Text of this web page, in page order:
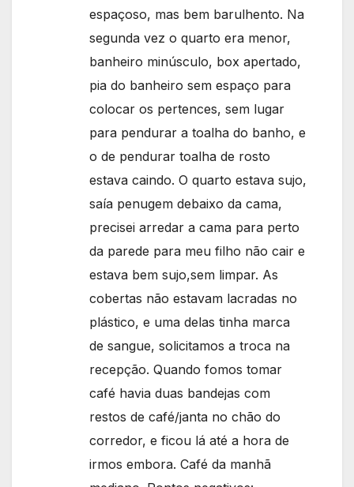
espaçoso, mas bem barulhento. Na
segunda vez o quarto era menor,
banheiro minúsculo, box apertado,
pia do banheiro sem espaço para
colocar os pertences, sem lugar
para pendurar a toalha do banho, e
o de pendurar toalha de rosto
estava caindo. O quarto estava sujo,
saía penugem debaixo da cama,
precisei arredar a cama para perto
da parede para meu filho não cair e
estava bem sujo,sem limpar. As
cobertas não estavam lacradas no
plástico, e uma delas tinha marca
de sangue, solicitamos a troca na
recepção. Quando fomos tomar
café havia duas bandejas com
restos de café/janta no chão do
corredor, e ficou lá até a hora de
irmos embora. Café da manhã